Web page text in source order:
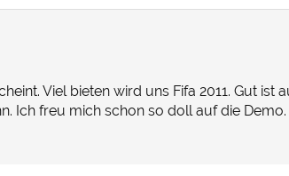
Viel bieten wird uns Fifa 2011. Gut ist
Ich freu mich schon so doll auf die